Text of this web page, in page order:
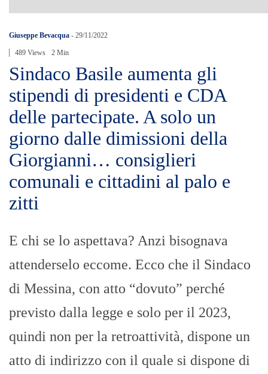
Giuseppe Bevacqua - 29/11/2022
489 Views 2 Min
Sindaco Basile aumenta gli
stipendi di presidenti e CDA
delle partecipate. A solo un
giorno dalle dimissioni della
Giorgianni… consiglieri
comunali e cittadini al palo e
zitti
E chi se lo aspettava? Anzi bisognava
attenderselo eccome. Ecco che il Sindaco
di Messina, con atto “dovuto” perché
previsto dalla legge e solo per il 2023,
quindi non per la retroattività, dispone un
atto di indirizzo con il quale si dispone di